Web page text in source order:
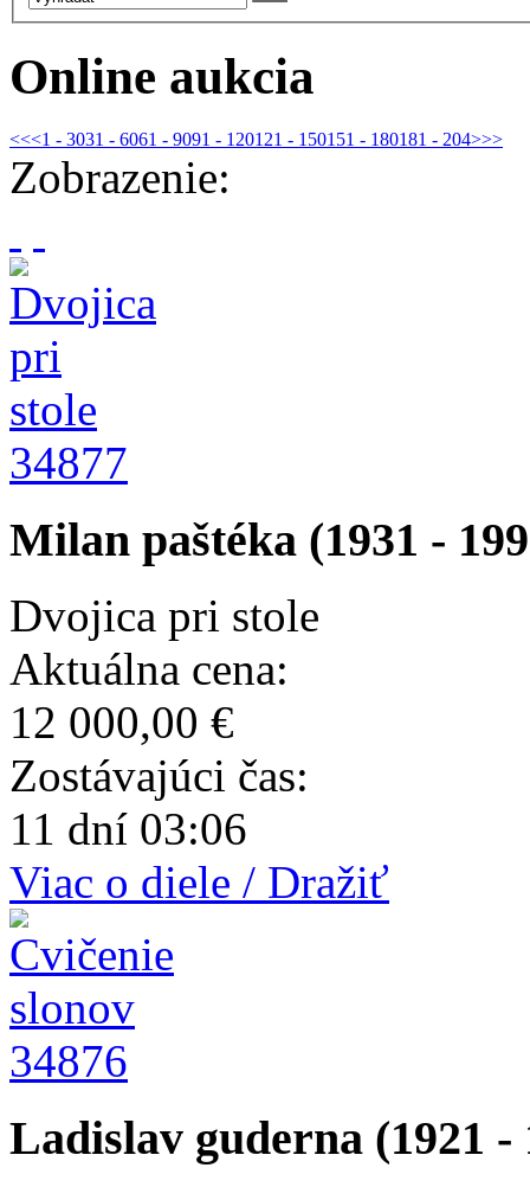
Online aukcia
<<<1 - 3031 - 6061 - 9091 - 120121 - 150151 - 180181 - 204>>>
Zobrazenie:
34877
Milan paštéka (1931 -
Dvojica pri stole
Aktuálna cena:
12 000,00 €
Zostávajúci čas:
11 dní 03:06
Viac o diele / Dražiť
34876
Ladislav guderna (1921 -